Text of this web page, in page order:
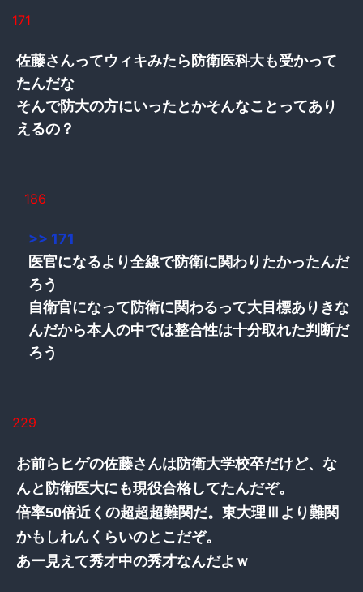
171
佐藤さんってウィキみたら防衛医科大も受かって
たんだな
そんで防大の方にいったとかそんなことってあり
えるの？
186
>> 171
医官になるより全線で防衛に関わりたかったんだ
ろう
自衛官になって防衛に関わるって大目標ありきな
んだから本人の中では整合性は十分取れた判断だ
ろう
229
お前らヒゲの佐藤さんは防衛大学校卒だけど、な
んと防衛医大にも現役合格してたんだぞ。
倍率50倍近くの超超超難関だ。東大理Ⅲより難関
かもしれんくらいのとこだぞ。
あー見えて秀才中の秀才なんだよｗ